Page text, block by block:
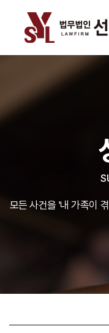
모든 사건을 '내 가족이